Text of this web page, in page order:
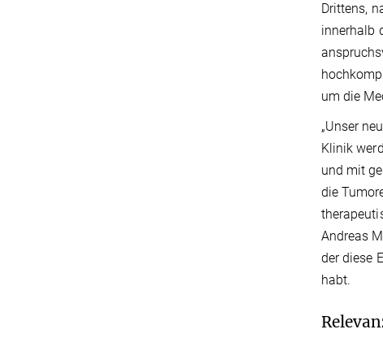
Drittens,
innerhalb
um die
„Unser
Klinik
und mit
die
Andreas
der diese
habt.